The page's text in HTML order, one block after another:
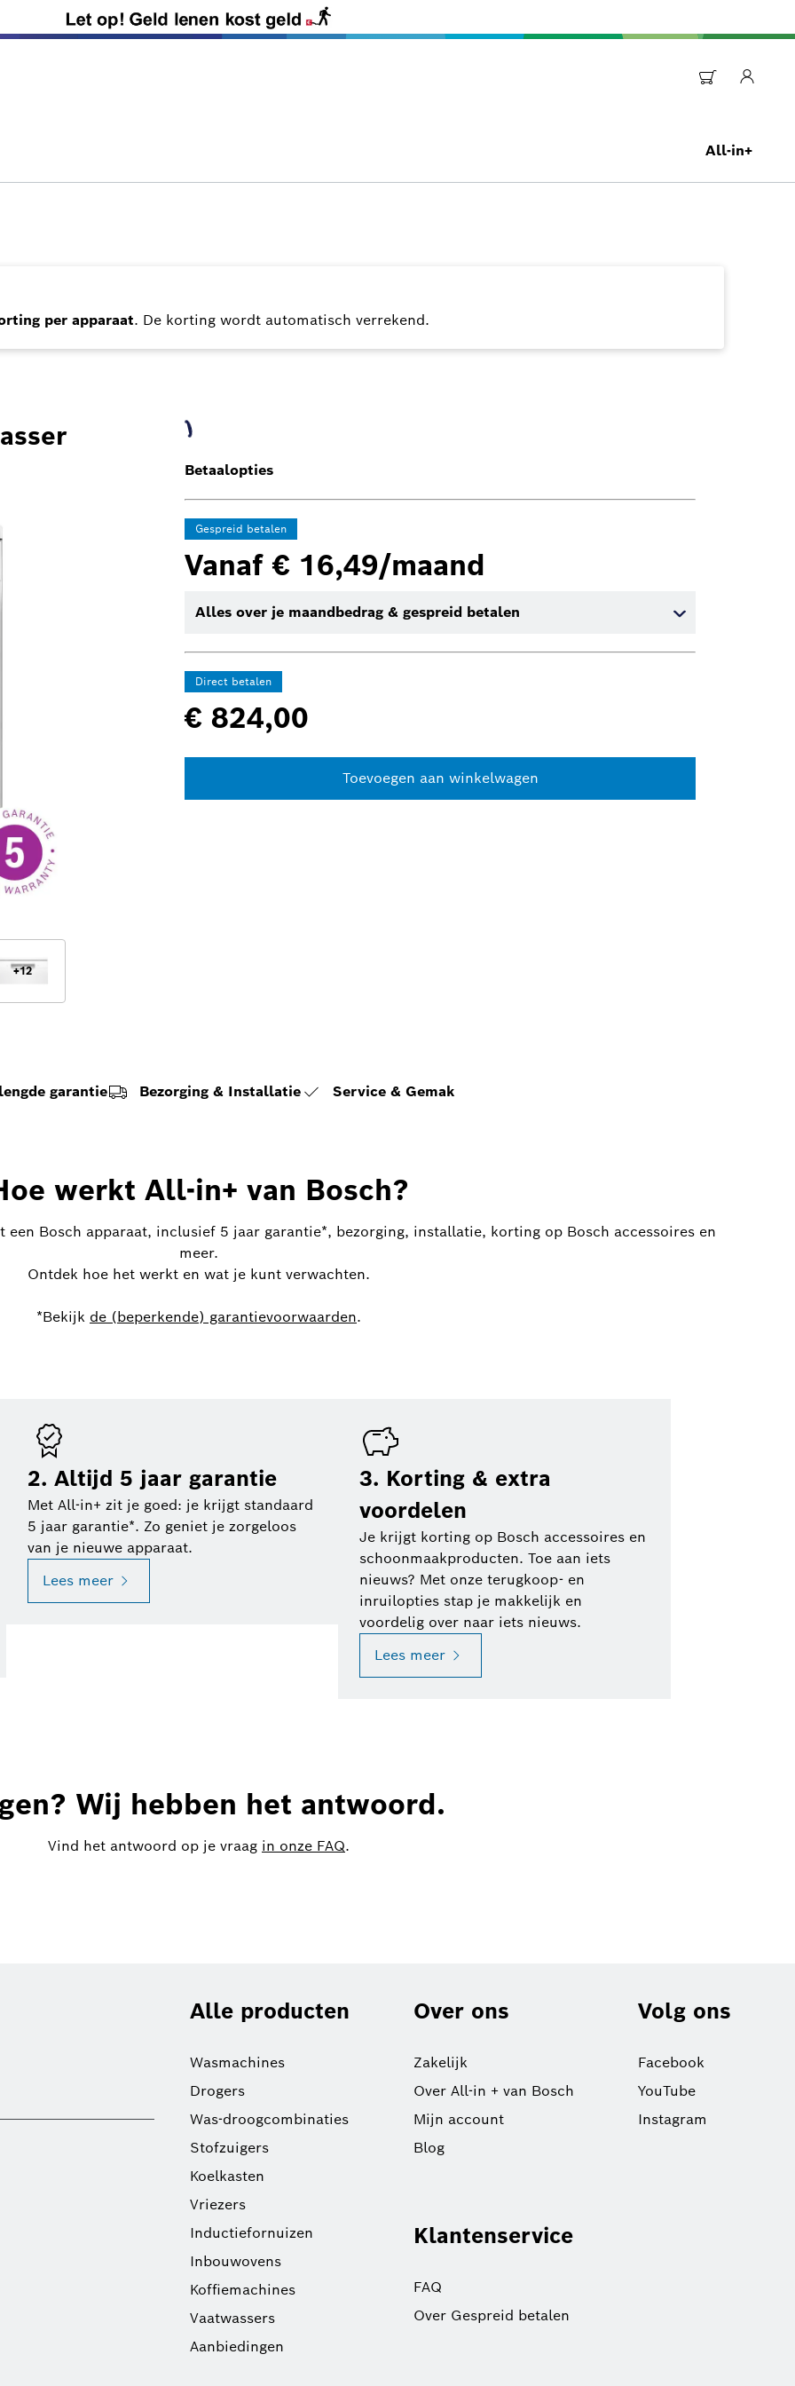
All-in+
per apparaat. De korting wordt automatisch verrekend.
+12
Betaalopties
Gespreid betalen
Vanaf € 16,49/maand
Alles over je maandbedrag & gespreid betalen
Direct betalen
€ 824,00
Toevoegen aan winkelwagen
garantie Bezorging & Installatie Service & Gemak
werkt All-in+ van Bosch?
Bosch apparaat, inclusief 5 jaar garantie*, bezorging, installatie, korting op Bosch accessoires en
meer.
Ontdek hoe het werkt en wat je kunt verwachten.
*Bekijk de (beperkende) garantievoorwaarden.
2. Altijd 5 jaar garantie
Met All-in+ zit je goed: je krijgt standaard
5 jaar garantie*. Zo geniet je zorgeloos
van je nieuwe apparaat.
Lees meer
3. Korting & extra
voordelen
Je krijgt korting op Bosch accessoires en
schoonmaakproducten. Toe aan iets
nieuws? Met onze terugkoop- en
inruilopties stap je makkelijk en
voordelig over naar iets nieuws.
Lees meer
Wij hebben het antwoord.
Vind het antwoord op je vraag in onze FAQ.
Alle producten
Wasmachines
Drogers
Was-droogcombinaties
Stofzuigers
Koelkasten
Vriezers
Inductiefornuizen
Inbouwovens
Koffiemachines
Vaatwassers
Aanbiedingen
Over ons
Zakelijk
Over All-in + van Bosch
Mijn account
Blog
Klantenservice
FAQ
Over Gespreid betalen
Volg ons
Facebook
YouTube
Instagram